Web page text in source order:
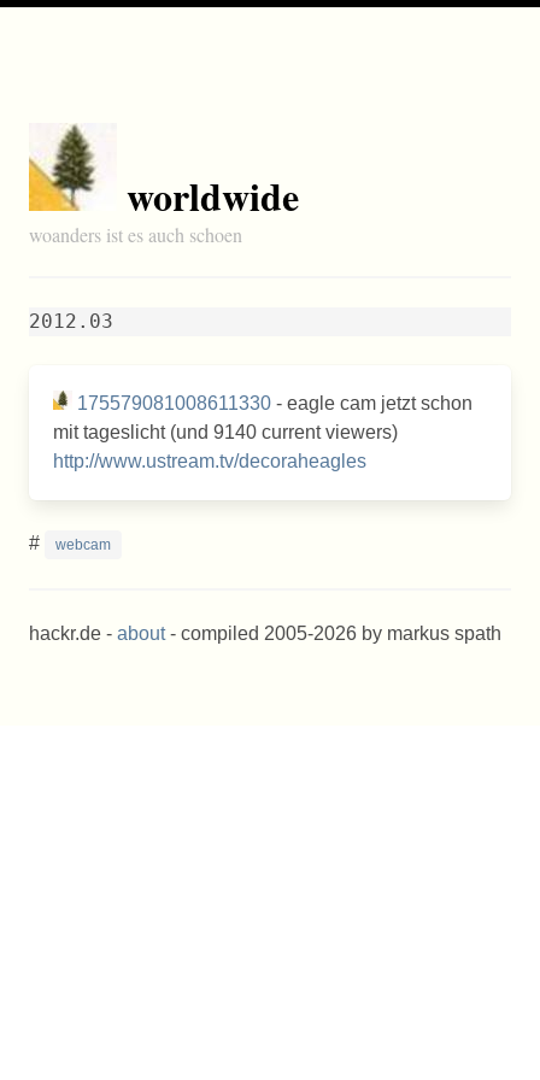
worldwide
woanders ist es auch schoen
2012.03
175579081008611330 - eagle cam jetzt schon
mit tageslicht (und 9140 current viewers)
http://www.ustream.tv/decoraheagles
# webcam
hackr.de - about- compiled 2005-2026 by markus spath